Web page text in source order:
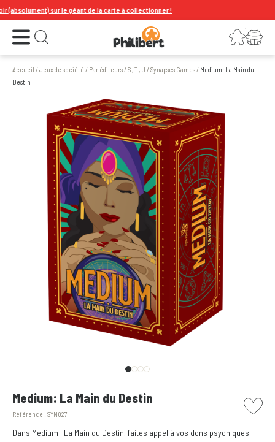
sur le géant de la carte à collectionner !
Ouvrir le menu Ouvrir la recherche Connexion
Votre panier
Accueil /Jeux de société / Par éditeurs/S , T , U /Synapses Games/ Medium: La Main du
Destin
Medium: La Main du Destin
Référence : SYN027
picto
Dans Medium : La Main du Destin, faites appel à vos dons psychiques